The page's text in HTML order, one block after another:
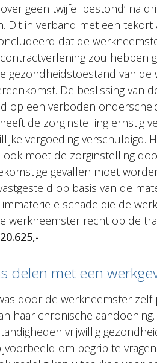
geen twijfel bestond’ na
Dit in verband met een tekort
dat de
zou hebben
gezondheidstoestand van
De beslissing van
op een verboden
de zorginstelling ernstig
vergoeding verschuldigd.
ook moet de zorginstelling
gevallen moet
op basis van de
schade die de
werkneemster recht op de
.
delen met een
door de werkneemster
haar chronische
vrijwillig
om begrip te